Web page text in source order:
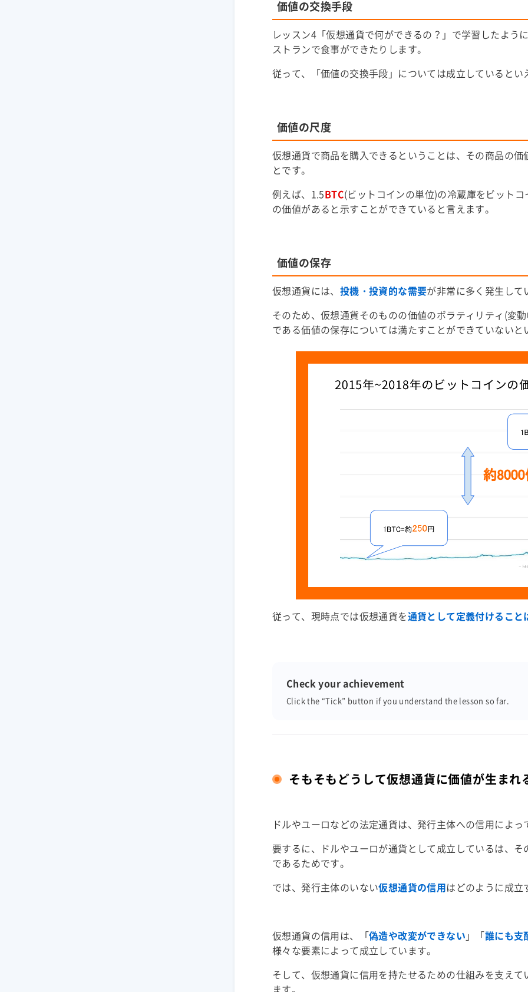
価値の交換手段
レッスン4「仮想通貨で何ができるの？」で学習したよう
ストランで食事ができたりします。
従って、「価値の交換手段」については成立しているとい
価値の尺度
仮想通貨で商品を購入できるということは、その商品の
とです。
例えば、1.5BTC(ビットコインの単位)の冷蔵庫をビット
の価値があると示すことができていると言えます。
価値の保存
仮想通貨には、 投機・投資的な需要が非常に多く発生して
そのため、仮想通貨そのものの価値のボラティリティ (変
である価値の保存については満たすことができていないと
従って、現時点では仮想通貨を通貨として定義付けること
Check your achievement
Click the “Tick” button if you understand the lesson so far.
そもそもどうして仮想通貨に価値が生まれ
ドルやユーロなどの法定通貨は、発行主体への信用によ
要するに、ドルやユーロが通貨として成立しているは、
であるためです。
では、発行主体のいない仮想通貨の信用はどのように成
仮想通貨の信用は、「偽造や改変ができない 」「誰にも支
様々な要素によって成立しています。
そして、仮想通貨に信用を持たせるための仕組みを支えて
ます。